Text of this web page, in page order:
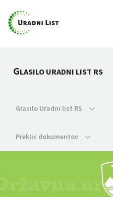
GLASILO URADNI LIST RS
Glasilo Uradni list RS
Preklic dokumentov